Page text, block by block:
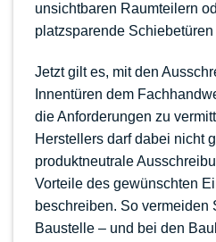
unsichtbaren Raumteilern
platzsparende
Jetzt gilt es, mit den
Innentüren dem
die Anforderungen zu
Herstellers darf dabei nicht
produktneutrale
Vorteile des gewünschten
beschreiben. So vermeiden
Baustelle – und bei den